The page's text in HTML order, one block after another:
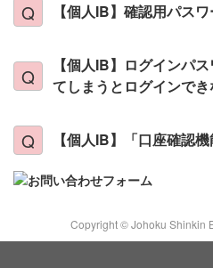
【個人IB】確認用パス
【個人IB】ログインパ
てしまうとログインで
【個人IB】「口座確認
Copyright © Johoku Shinkin